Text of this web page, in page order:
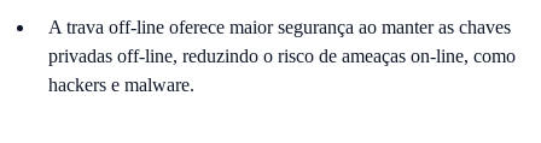
A trava off-line oferece maior segurança ao manter as chaves
privadas off-line, reduzindo o risco de ameaças on-line, como
hackers e malware.